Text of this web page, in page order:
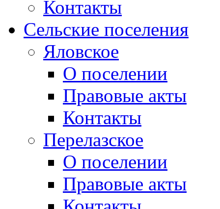
Контакты
Сельские поселения
Яловское
О поселении
Правовые акты
Контакты
Перелазское
О поселении
Правовые акты